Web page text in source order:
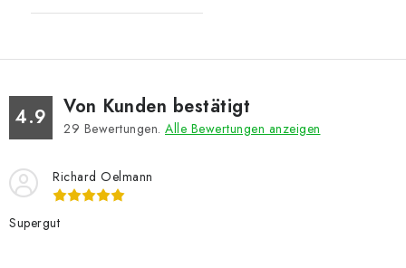
4.9 Von Kunden bestätigt
29 Bewertungen. Alle Bewertungen anzeigen
Richard Oelmann
Supergut